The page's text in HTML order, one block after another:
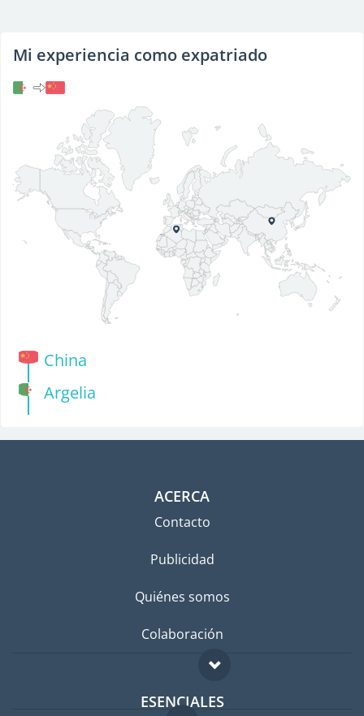
Mi experiencia como expatriado
China
Argelia
ACERCA
Contacto
Publicidad
Quiénes somos
Colaboración
ESENCIALES